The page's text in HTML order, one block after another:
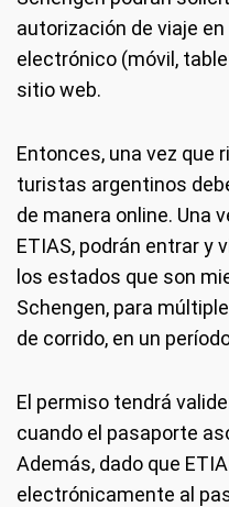
autorización de viaje
electrónico (móvil,
sitio web.
Entonces, una vez que
turistas argentinos
de manera online. Una
ETIAS, podrán entrar y
los estados que son
Schengen, para
de corrido, en un
El permiso tendrá
cuando el pasaporte
Además, dado que
electrónicamente al